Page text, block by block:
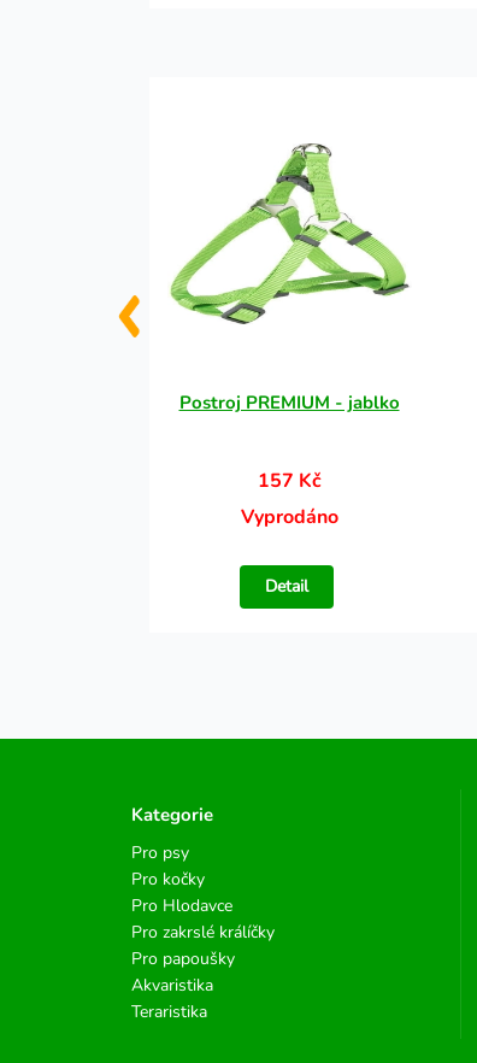
Postroj PREMIUM - jablko
157 Kč
Vyprodáno
Detail
Kategorie
Pro psy
Pro kočky
Pro Hlodavce
Pro zakrslé králíčky
Pro papoušky
Akvaristika
Teraristika